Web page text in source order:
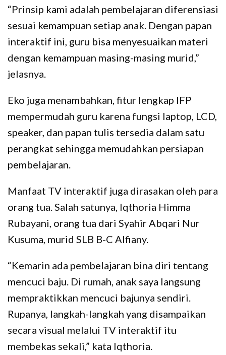
“Prinsip kami adalah pembelajaran diferensiasi
sesuai kemampuan setiap anak. Dengan papan
interaktif ini, guru bisa menyesuaikan materi
dengan kemampuan masing-masing murid,”
jelasnya.
Eko juga menambahkan, fitur lengkap IFP
mempermudah guru karena fungsi laptop, LCD,
speaker, dan papan tulis tersedia dalam satu
perangkat sehingga memudahkan persiapan
pembelajaran.
Manfaat TV interaktif juga dirasakan oleh para
orang tua. Salah satunya, Iqthoria Himma
Rubayani, orang tua dari Syahir Abqari Nur
Kusuma, murid SLB B-C Alfiany.
“Kemarin ada pembelajaran bina diri tentang
mencuci baju. Di rumah, anak saya langsung
mempraktikkan mencuci bajunya sendiri.
Rupanya, langkah-langkah yang disampaikan
secara visual melalui TV interaktif itu
membekas sekali,” kata Iqthoria.